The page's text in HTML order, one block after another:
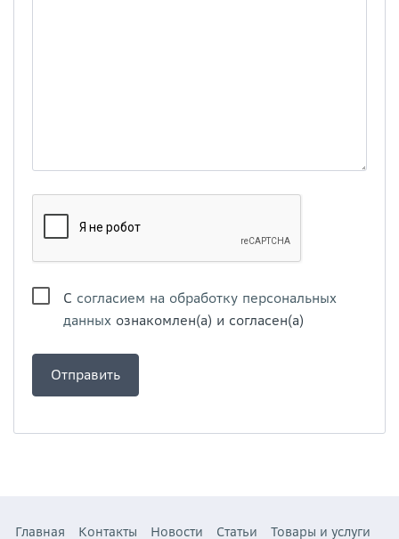
С согласием на обработку персональных
данных ознакомлен(а) и согласен(а)
Главная Контакты Новости Статьи Товары и услуги